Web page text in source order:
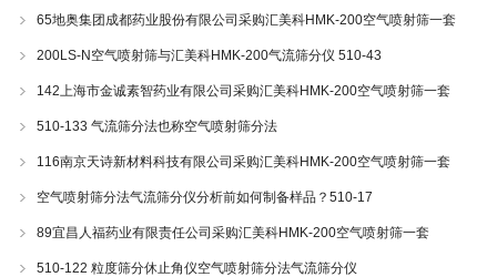
65地奥集团成都药业股份有限公司采购汇美科HMK-200空气喷射筛一套
200LS-N空气喷射筛与汇美科HMK-200气流筛分仪 510-43
142上海市金诚素智药业有限公司采购汇美科HMK-200空气喷射筛一套
510-133 气流筛分法也称空气喷射筛分法
116南京天诗新材料科技有限公司采购汇美科HMK-200空气喷射筛一套
空气喷射筛分法气流筛分仪分析前如何制备样品？510-17
89宜昌人福药业有限责任公司采购汇美科HMK-200空气喷射筛一套
510-122 粒度筛分休止角仪空气喷射筛分法气流筛分仪